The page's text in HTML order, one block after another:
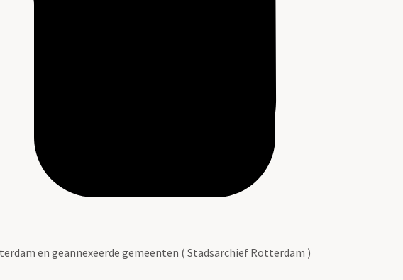
en geannexeerde gemeenten ( Stadsarchief Rotterdam )